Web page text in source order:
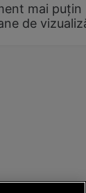
mai puțin
de